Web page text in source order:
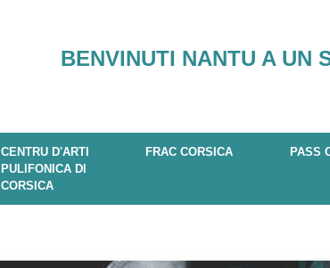
BENVINUTI NANTU A UN
CENTRU D'ARTI
PULIFONICA DI
CORSICA
FRAC CORSICA PASS